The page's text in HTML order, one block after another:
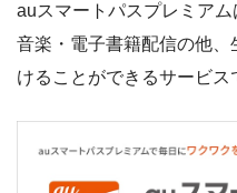
auスマートパスプレミア
音楽・電子書籍配信の他
けることができるサービス